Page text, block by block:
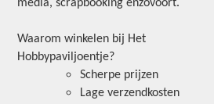
media, scrapbooking enzovoort.
Waarom winkelen bij Het
Hobbypaviljoentje?
Scherpe prijzen
Lage verzendkosten